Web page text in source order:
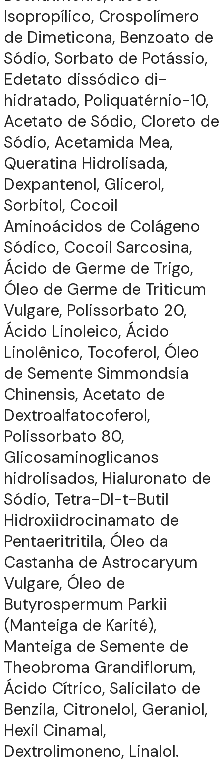
Isopropílico, Crospolímero
de Dimeticona, Benzoato de
Sódio, Sorbato de Potássio,
Edetato dissódico di-
hidratado, Poliquatérnio-10,
Acetato de Sódio, Cloreto de
Sódio, Acetamida Mea,
Queratina Hidrolisada,
Dexpantenol, Glicerol,
Sorbitol, Cocoil
Aminoácidos de Colágeno
Sódico, Cocoil Sarcosina,
Ácido de Germe de Trigo,
Óleo de Germe de Triticum
Vulgare, Polissorbato 20,
Ácido Linoleico, Ácido
Linolênico, Tocoferol, Óleo
de Semente Simmondsia
Chinensis, Acetato de
Dextroalfatocoferol,
Polissorbato 80,
Glicosaminoglicanos
hidrolisados, Hialuronato de
Sódio, Tetra-DI-t-Butil
Hidroxiidrocinamato de
Pentaeritritila, Óleo da
Castanha de Astrocaryum
Vulgare, Óleo de
Butyrospermum Parkii
(Manteiga de Karité),
Manteiga de Semente de
Theobroma Grandiflorum,
Ácido Cítrico, Salicilato de
Benzila, Citronelol, Geraniol,
Hexil Cinamal,
Dextrolimoneno, Linalol.